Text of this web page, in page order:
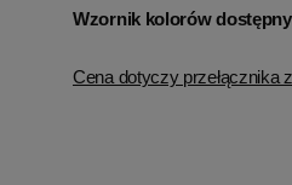
Wzornik kolorów
Cena dotyczy przełącznika